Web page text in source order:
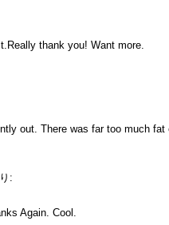
thank you! Want more.
out. There was far too much fat
:
Again. Cool.